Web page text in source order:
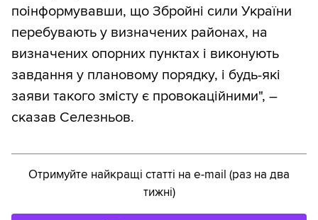
поінформувавши, що Збройні сили України
перебувають у визначених районах, на
визначених опорних пунктах і виконують
завдання у плановому порядку, і будь-які
заяви такого змісту є провокаційними", –
сказав Селезньов.
Отримуйте найкращі статті на e-mail (раз на два
тижні)